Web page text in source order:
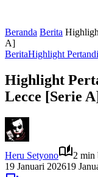
Beranda Berita
A]
BeritaHighlight
Highlight
Lecce [Serie
Heru Setyono
2 min
19 Januari 202619